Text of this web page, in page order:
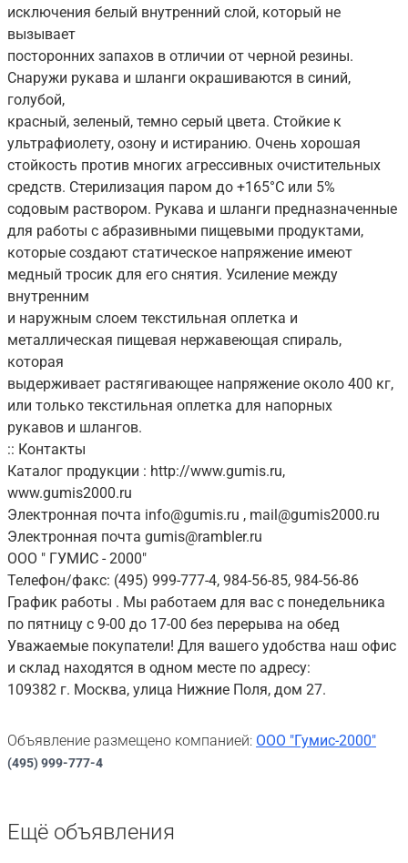
исключения белый внутренний слой, который не
вызывает
посторонних запахов в отличии от черной резины.
Снаружи рукава и шланги окрашиваются в синий,
голубой,
красный, зеленый, темно серый цвета. Стойкие к
ультрафиолету, озону и истиранию. Очень хорошая
стойкость против многих агрессивных очистительных
средств. Стерилизация паром до +165°C или 5%
содовым раствором. Рукава и шланги предназначенные
для работы с абразивными пищевыми продуктами,
которые создают статическое напряжение имеют
медный тросик для его снятия. Усиление между
внутренним
и наружным слоем текстильная оплетка и
металлическая пищевая нержавеющая спираль,
которая
выдерживает растягивающее напряжение около 400 кг,
или только текстильная оплетка для напорных
рукавов и шлангов.
:: Контакты
Каталог продукции : http://www.gumis.ru,
www.gumis2000.ru
Электронная почта info@gumis.ru , mail@gumis2000.ru
Электронная почта gumis@rambler.ru
ООО " ГУМИС - 2000"
Телефон/факс: (495) 999-777-4, 984-56-85, 984-56-86
График работы . Мы работаем для вас с понедельника
по пятницу с 9-00 до 17-00 без перерыва на обед
Уважаемые покупатели! Для вашего удобства наш офис
и склад находятся в одном месте по адресу:
109382 г. Москва, улица Нижние Поля, дом 27.
Объявление размещено компанией: ООО "Гумис-2000"
(495) 999-777-4
Ещё объявления